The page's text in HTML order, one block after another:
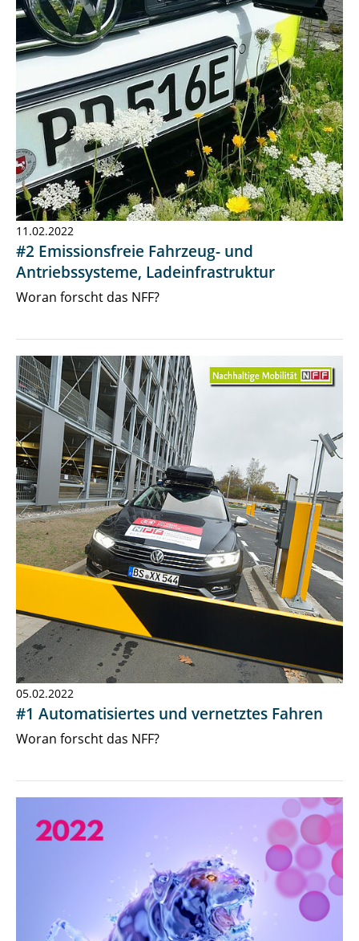
11.02.2022
#2 Emissionsfreie Fahrzeug- und
Antriebssysteme, Ladeinfrastruktur
Woran forscht das NFF?
05.02.2022
#1 Automatisiertes und vernetztes Fahren
Woran forscht das NFF?